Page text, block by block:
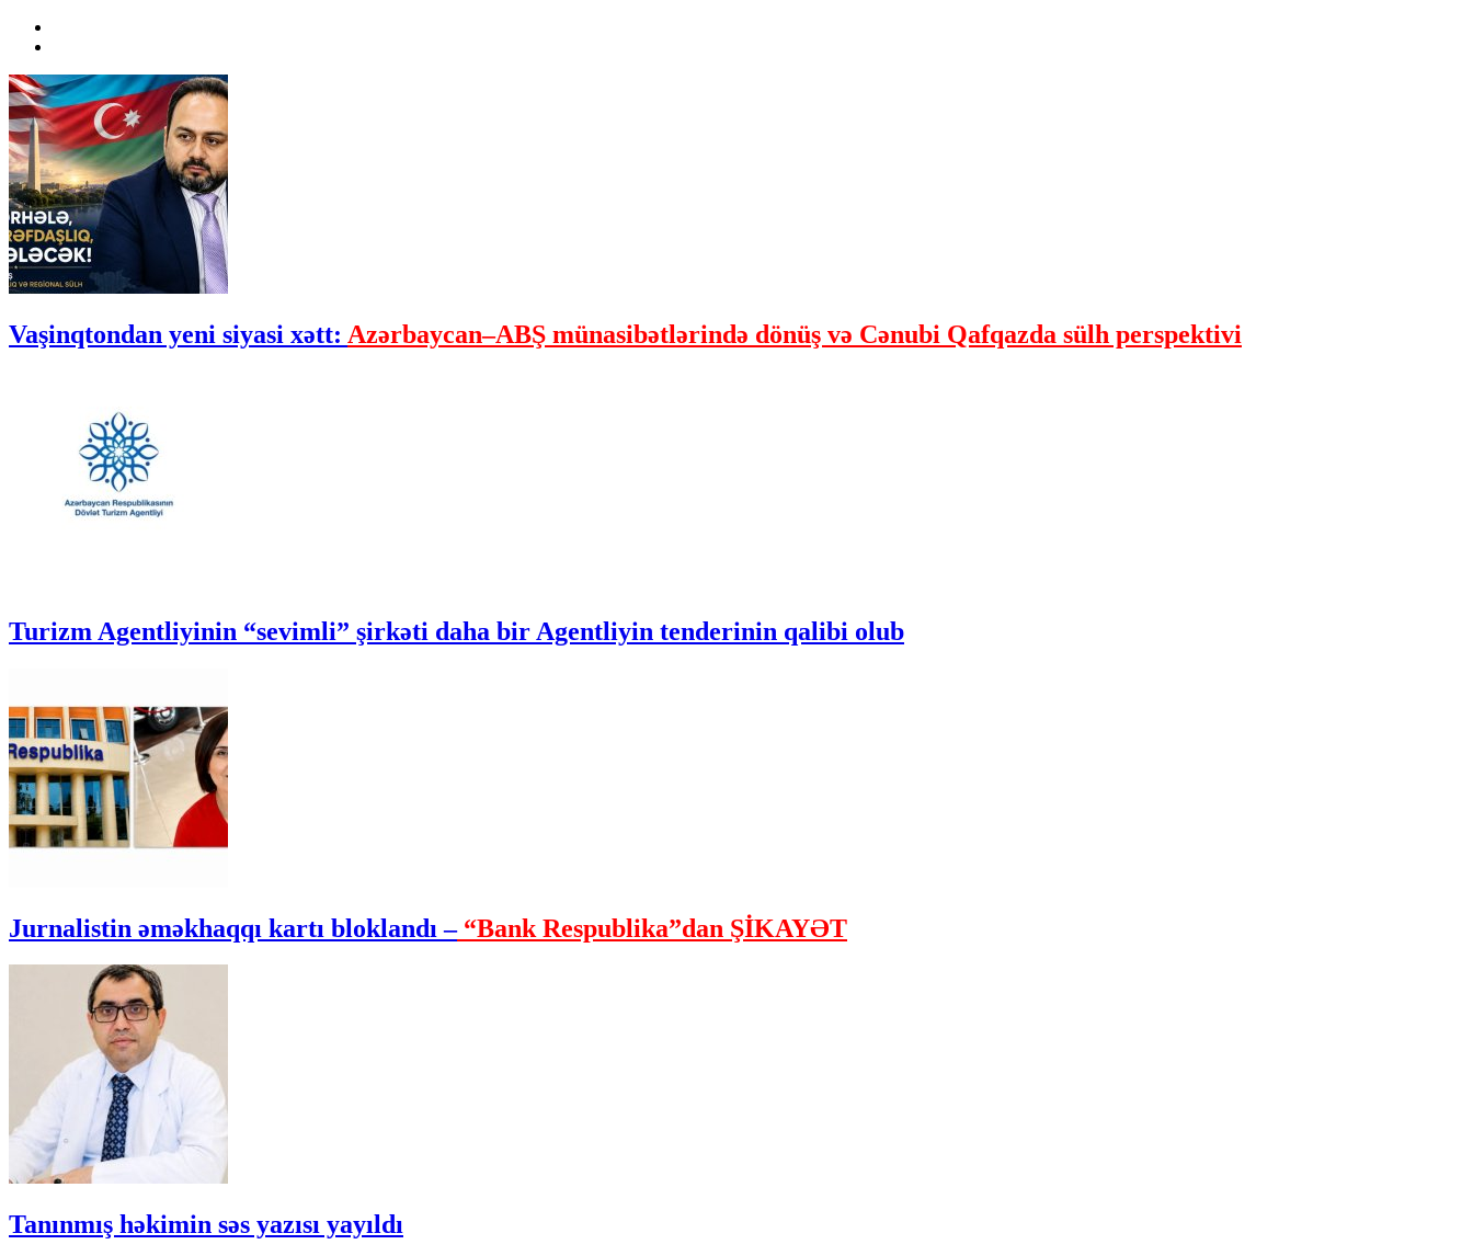
Vaşinqtondan yeni siyasi xətt: Azərbaycan–ABŞ münasibətlərində dönüş və Cənubi Qafqazda sülh perspektivi
Turizm Agentliyinin “sevimli” şirkəti daha bir Agentliyin tenderinin qalibi olub
Jurnalistin əməkhaqqı kartı bloklandı –“Bank Respublika”dan ŞİKAYƏT
Tanınmış həkimin səs yazısı yayıldı